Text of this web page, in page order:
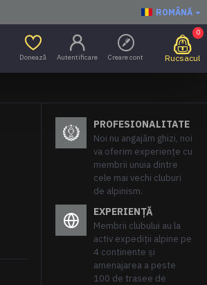
ROMÂNĂ
Donează Autentificare Creare cont Rucsacul
0
PROFESIONALITATE
Noi nu angajăm ghizi, noi
va oferim experiențe cu
membrii unuia dintre
cele mai vechi cluburi
de alpinism.
EXPERIENȚĂ
Membrii clubului au la
activ expediții alpine pe
4 continente și
amenajarea a peste
100 de trasee de